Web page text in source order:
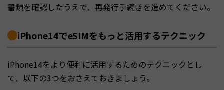
書類を確認したうえで、再発行手続きを進めてください。
iPhone14でeSIMをもっと活用するテクニック
iPhone14をより便利に活用するためのテクニックとし
て、以下の3つをおさえておきましょう。